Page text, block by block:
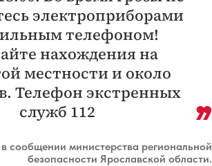
электроприборами
телефоном!
нахождения на
местности и около
Телефон экстренных
служб 112
сообщении министерства региональной
безопасности Ярославской области.